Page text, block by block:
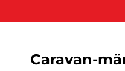
Caravan-